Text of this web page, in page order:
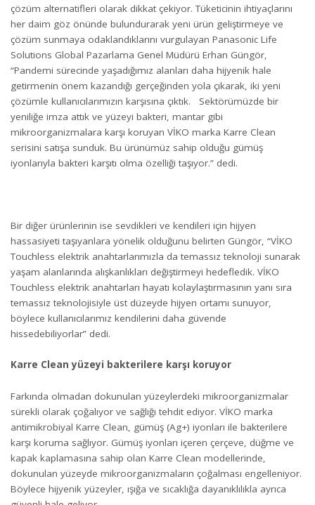
çözüm alternatifleri olarak dikkat çekiyor. Tüketicinin ihtiyaçlarını
her daim göz önünde bulundurarak yeni ürün geliştirmeye ve
çözüm sunmaya odaklandıklarını vurgulayan Panasonic Life
Solutions Global Pazarlama Genel Müdürü Erhan Güngör,
“Pandemi sürecinde yaşadığımız alanları daha hijyenik hale
getirmenin önem kazandığı gerçeğinden yola çıkarak, iki yeni
çözümle kullanıcılarımızın karşısına çıktık. Sektörümüzde bir
yeniliğe imza attık ve yüzeyi bakteri, mantar gibi
mikroorganizmalara karşı koruyan VİKO marka Karre Clean
serisini satışa sunduk. Bu ürünümüz sahip olduğu gümüş
iyonlarıyla bakteri karşıtı olma özelliği taşıyor.” dedi.
Bir diğer ürünlerinin ise sevdikleri ve kendileri için hijyen
hassasiyeti taşıyanlara yönelik olduğunu belirten Güngör, “VİKO
Touchless elektrik anahtarlarımızla da temassız teknoloji sunarak
yaşam alanlarında alışkanlıkları değiştirmeyi hedefledik. VİKO
Touchless elektrik anahtarları hayatı kolaylaştırmasının yanı sıra
temassız teknolojisiyle üst düzeyde hijyen ortamı sunuyor,
böylece kullanıcılarımız kendilerini daha güvende
hissedebiliyorlar” dedi.
Karre Clean yüzeyi bakterilere karşı koruyor
Farkında olmadan dokunulan yüzeylerdeki mikroorganizmalar
sürekli olarak çoğalıyor ve sağlığı tehdit ediyor. VİKO marka
antimikrobiyal Karre Clean, gümüş (Ag+) iyonları ile bakterilere
karşı koruma sağlıyor. Gümüş iyonları içeren çerçeve, düğme ve
kapak kaplamasına sahip olan Karre Clean modellerinde,
dokunulan yüzeyde mikroorganizmaların çoğalması engelleniyor.
Böylece hijyenik yüzeyler, ışığa ve sıcaklığa dayanıklılıkla ayrıca